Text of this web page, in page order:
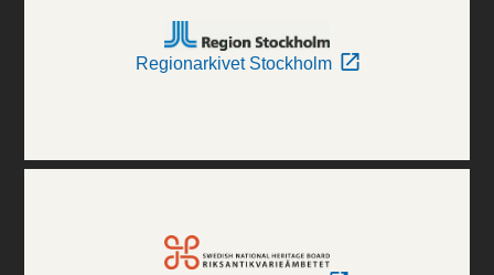
Regionarkivet Stockholm